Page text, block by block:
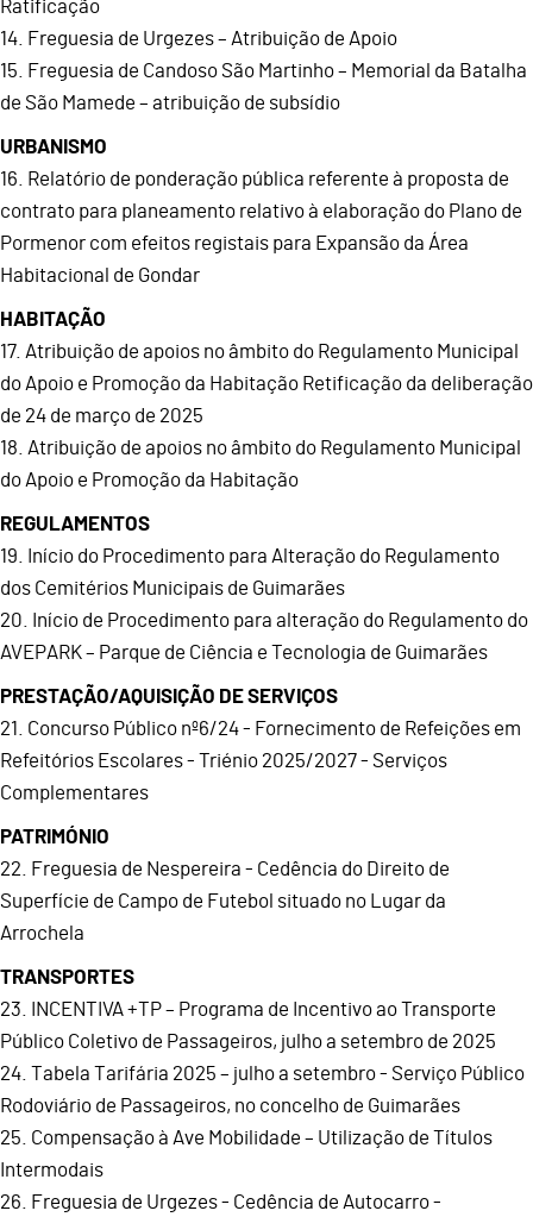
Ratificação
14. Freguesia de Urgezes – Atribuição de Apoio
15. Freguesia de Candoso São Martinho – Memorial da Batalha
de São Mamede – atribuição de subsídio
URBANISMO
16. Relatório de ponderação pública referente à proposta de
contrato para planeamento relativo à elaboração do Plano de
Pormenor com efeitos registais para Expansão da Área
Habitacional de Gondar
HABITAÇÃO
17. Atribuição de apoios no âmbito do Regulamento Municipal
do Apoio e Promoção da Habitação Retificação da deliberação
de 24 de março de 2025
18. Atribuição de apoios no âmbito do Regulamento Municipal
do Apoio e Promoção da Habitação
REGULAMENTOS
19. Início do Procedimento para Alteração do Regulamento
dos Cemitérios Municipais de Guimarães
20. Início de Procedimento para alteração do Regulamento do
AVEPARK – Parque de Ciência e Tecnologia de Guimarães
PRESTAÇÃO/AQUISIÇÃO DE SERVIÇOS
21. Concurso Público nº6/24 - Fornecimento de Refeições em
Refeitórios Escolares - Triénio 2025/2027 - Serviços
Complementares
PATRIMÓNIO
22. Freguesia de Nespereira - Cedência do Direito de
Superfície de Campo de Futebol situado no Lugar da
Arrochela
TRANSPORTES
23. INCENTIVA +TP – Programa de Incentivo ao Transporte
Público Coletivo de Passageiros, julho a setembro de 2025
24. Tabela Tarifária 2025 – julho a setembro - Serviço Público
Rodoviário de Passageiros, no concelho de Guimarães
25. Compensação à Ave Mobilidade – Utilização de Títulos
Intermodais
26. Freguesia de Urgezes - Cedência de Autocarro -